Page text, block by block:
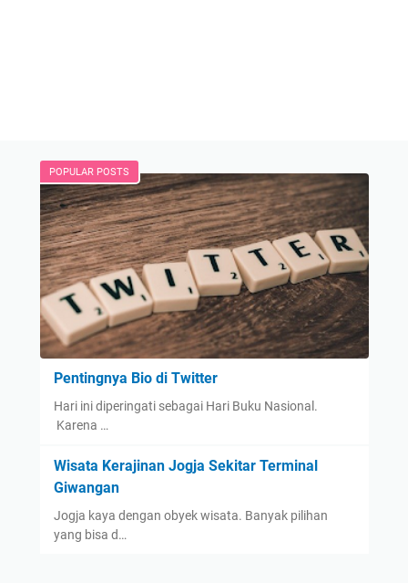
POPULAR POSTS
Pentingnya Bio di Twitter
Hari ini diperingati sebagai Hari Buku Nasional.
Karena …
Wisata Kerajinan Jogja Sekitar Terminal
Giwangan
Jogja kaya dengan obyek wisata. Banyak pilihan
yang bisa d…